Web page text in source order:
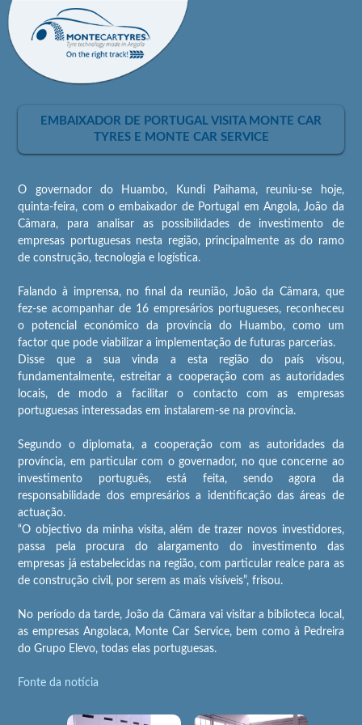
EMBAIXADOR DE PORTUGAL VISITA MONTE CAR
TYRES E MONTE CAR SERVICE
O governador do Huambo, Kundi Paihama, reuniu-se hoje,
quinta-feira, com o embaixador de Portugal em Angola, João da
Câmara, para analisar as possibilidades de investimento de
empresas portuguesas nesta região, principalmente as do ramo
de construção, tecnologia e logística.
Falando à imprensa, no final da reunião, João da Câmara, que
fez-se acompanhar de 16 empresários portugueses, reconheceu
o potencial económico da província do Huambo, como um
factor que pode viabilizar a implementação de futuras parcerias.
Disse que a sua vinda a esta região do país visou,
fundamentalmente, estreitar a cooperação com as autoridades
locais, de modo a facilitar o contacto com as empresas
portuguesas interessadas em instalarem-se na província.
Segundo o diplomata, a cooperação com as autoridades da
província, em particular com o governador, no que concerne ao
investimento português, está feita, sendo agora da
responsabilidade dos empresários a identificação das áreas de
actuação.
“O objectivo da minha visita, além de trazer novos investidores,
passa pela procura do alargamento do investimento das
empresas já estabelecidas na região, com particular realce para as
de construção civil, por serem as mais visíveis”, frisou.
No período da tarde, João da Câmara vai visitar a biblioteca local,
as empresas Angolaca, Monte Car Service, bem como à Pedreira
do Grupo Elevo, todas elas portuguesas.
Fonte da notícia